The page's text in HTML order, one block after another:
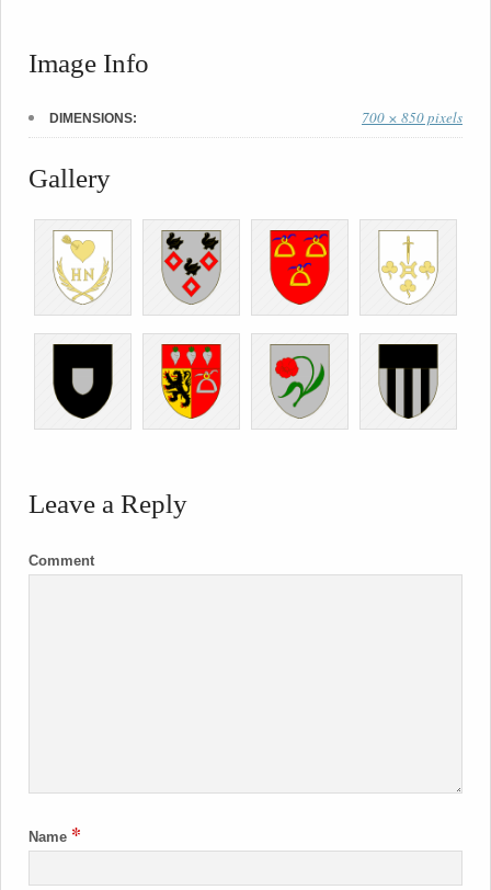
Image Info
DIMENSIONS: 700 × 850 pixels
Gallery
Leave a Reply
Comment
Name *